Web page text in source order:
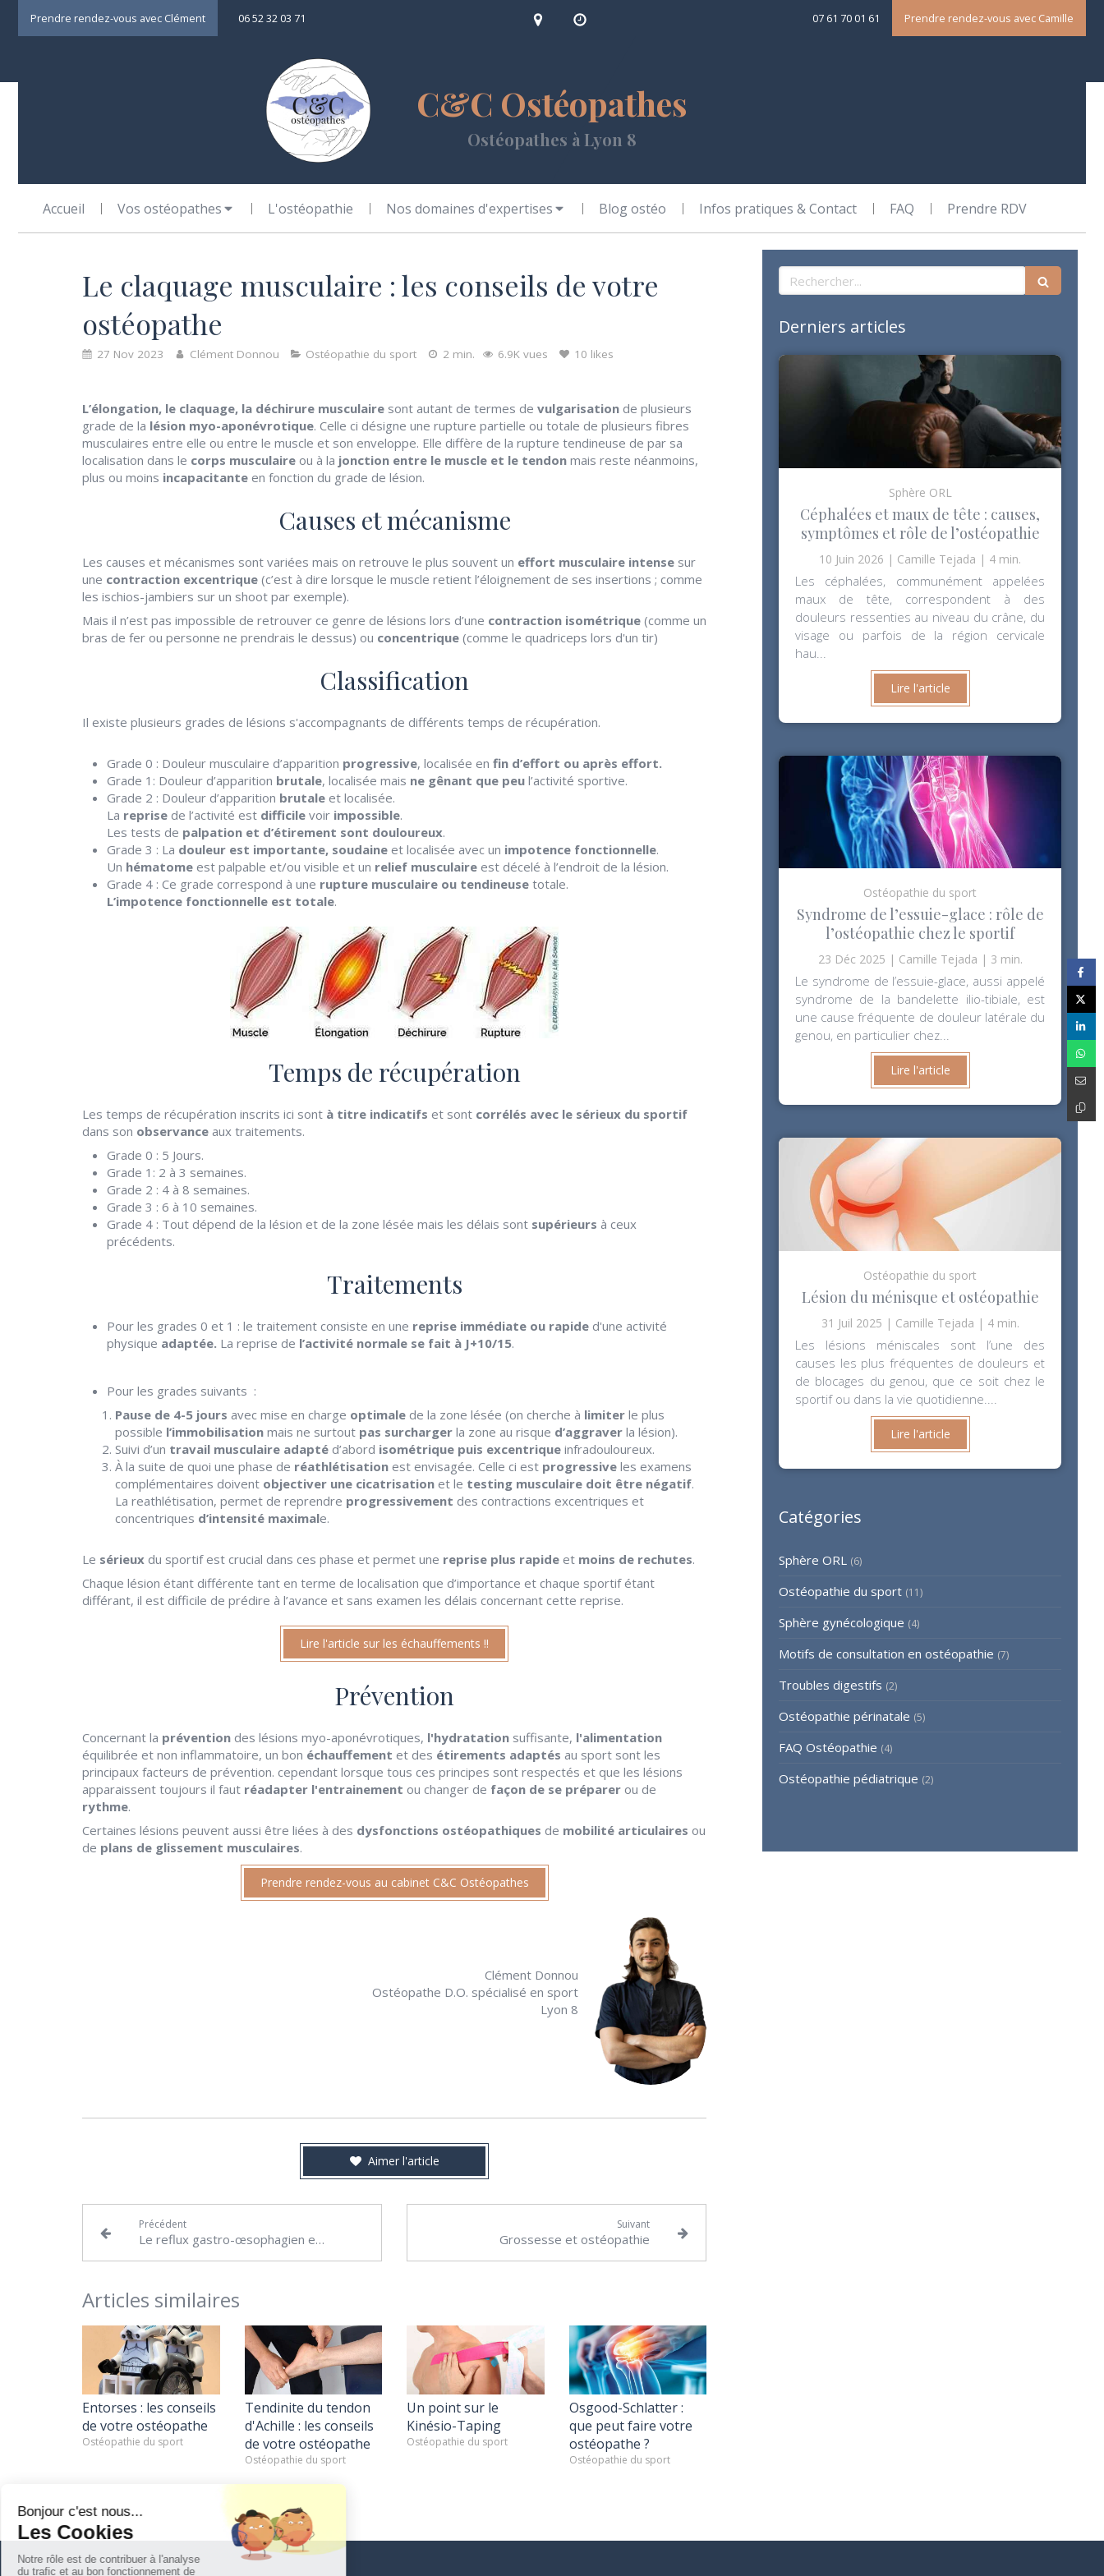
Prendre rendez-vous avec Clément 06 52 32 03 71 Prendre rendez-vous avec Camille
07 61 70 01 61
C&C Ostéopathes
Ostéopathes à Lyon 8
Accueil Vos ostéopathes L'ostéopathie Nos domaines d'expertises Blog ostéo Infos pratiques & Contact FAQ Prendre RDV
Le claquage musculaire : les conseils de votre
ostéopathe
27 Nov 2023 Clément Donnou Ostéopathie du sport 2 min. 6.9K vues 10 likes
L’élongation, le claquage, la déchirure musculaire sont autant de termes de vulgarisation de plusieurs
grade de la lésion myo-aponévrotique. Celle ci désigne une rupture partielle ou totale de plusieurs fibres
musculaires entre elle ou entre le muscle et son enveloppe. Elle diffère de la rupture tendineuse de par sa
localisation dans le corps musculaire ou à la jonction entre le muscle et le tendon mais reste néanmoins,
plus ou moins incapacitante en fonction du grade de lésion.
Causes et mécanisme
Les causes et mécanismes sont variées mais on retrouve le plus souvent un effort musculaire intense sur
une contraction excentrique (c’est à dire lorsque le muscle retient l’éloignement de ses insertions ; comme
les ischios-jambiers sur un shoot par exemple).
Mais il n’est pas impossible de retrouver ce genre de lésions lors d’une contraction isométrique (comme un
bras de fer ou personne ne prendrais le dessus) ou concentrique (comme le quadriceps lors d'un tir)
Classification
Il existe plusieurs grades de lésions s'accompagnants de différents temps de récupération.
Grade 0 : Douleur musculaire d’apparition progressive, localisée en fin d’effort ou après effort.
Grade 1: Douleur d’apparition brutale, localisée mais ne gênant que peu l’activité sportive.
Grade 2 : Douleur d’apparition brutale et localisée.
La reprise de l’activité est difficile voir impossible.
Les tests de palpation et d’étirement sont douloureux.
Grade 3 : La douleur est importante, soudaine et localisée avec un impotence fonctionnelle.
Un hématome est palpable et/ou visible et un relief musculaire est décelé à l’endroit de la lésion.
Grade 4 : Ce grade correspond à une rupture musculaire ou tendineuse totale.
L’impotence fonctionnelle est totale.
Temps de récupération
Les temps de récupération inscrits ici sont à titre indicatifs et sont corrélés avec le sérieux du sportif
dans son observance aux traitements.
Grade 0 : 5 Jours.
Grade 1: 2 à 3 semaines.
Grade 2 : 4 à 8 semaines.
Grade 3 : 6 à 10 semaines.
Grade 4 : Tout dépend de la lésion et de la zone lésée mais les délais sont supérieurs à ceux
précédents.
Traitements
Pour les grades 0 et 1 : le traitement consiste en une reprise immédiate ou rapide d'une activité
physique adaptée. La reprise de l’activité normale se fait à J+10/15.
Pour les grades suivants :
Pause de 4-5 jours avec mise en charge optimale de la zone lésée (on cherche à limiter le plus
possible l’immobilisation mais ne surtout pas surcharger la zone au risque d’aggraver la lésion).
Suivi d’un travail musculaire adapté d’abord isométrique puis excentrique infradouloureux.
À la suite de quoi une phase de réathlétisation est envisagée. Celle ci est progressive les examens
complémentaires doivent objectiver une cicatrisation et le testing musculaire doit être négatif.
La reathlétisation, permet de reprendre progressivement des contractions excentriques et
concentriques d’intensité maximale.
Le sérieux du sportif est crucial dans ces phase et permet une reprise plus rapide et moins de rechutes.
Chaque lésion étant différente tant en terme de localisation que d’importance et chaque sportif étant
différant, il est difficile de prédire à l’avance et sans examen les délais concernant cette reprise.
Lire l'article sur les échauffements !!
Prévention
Concernant la prévention des lésions myo-aponévrotiques, l'hydratation suffisante, l'alimentation
équilibrée et non inflammatoire, un bon échauffement et des étirements adaptés au sport sont les
principaux facteurs de prévention. cependant lorsque tous ces principes sont respectés et que les lésions
apparaissent toujours il faut réadapter l'entrainement ou changer de façon de se préparer ou de
rythme.
Certaines lésions peuvent aussi être liées à des dysfonctions ostéopathiques de mobilité articulaires ou
de plans de glissement musculaires.
Prendre rendez-vous au cabinet C&C Ostéopathes
Clément Donnou
Ostéopathe D.O. spécialisé en sport
Lyon 8
Aimer l'article
Précédent
Le reflux gastro-œsophagien et l'ostéopathie
Suivant
Grossesse et ostéopathie
Articles similaires
Entorses : les conseils
de votre ostéopathe
Ostéopathie du sport
Tendinite du tendon
d'Achille : les conseils
de votre ostéopathe
Ostéopathie du sport
Un point sur le
Kinésio-Taping
Ostéopathie du sport
Osgood-Schlatter :
que peut faire votre
ostéopathe ?
Ostéopathie du sport
Rechercher
Derniers articles
Sphère ORL
Céphalées et maux de tête : causes,
symptômes et rôle de l’ostéopathie
10 Juin 2026 Camille Tejada 4 min.
Les céphalées, communément appelées
maux de tête, correspondent à des
douleurs ressenties au niveau du crâne, du
visage ou parfois de la région cervicale
hau...
Lire l'article
Ostéopathie du sport
Syndrome de l’essuie-glace : rôle de
l’ostéopathie chez le sportif
23 Déc 2025 Camille Tejada 3 min.
Le syndrome de l’essuie-glace, aussi appelé
syndrome de la bandelette ilio-tibiale, est
une cause fréquente de douleur latérale du
genou, en particulier chez...
Lire l'article
Ostéopathie du sport
Lésion du ménisque et ostéopathie
31 Juil 2025 Camille Tejada 4 min.
Les lésions méniscales sont l’une des
causes les plus fréquentes de douleurs et
de blocages du genou, que ce soit chez le
sportif ou dans la vie quotidienne....
Lire l'article
Catégories
Sphère ORL (6)
Ostéopathie du sport (11)
Sphère gynécologique (4)
Motifs de consultation en ostéopathie (7)
Troubles digestifs (2)
Ostéopathie périnatale (5)
FAQ Ostéopathie (4)
Ostéopathie pédiatrique (2)